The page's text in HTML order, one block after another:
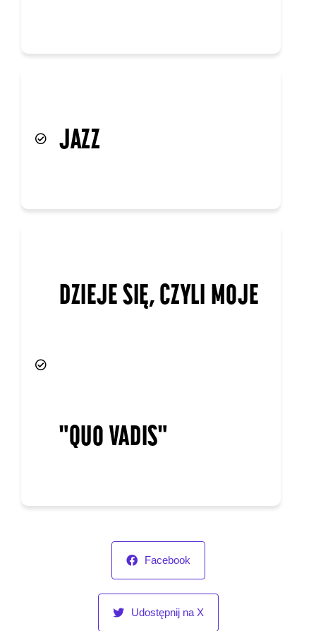
JAZZ
DZIEJE SIĘ, CZYLI MOJE
"QUO VADIS"
Facebook
Udostępnij na X